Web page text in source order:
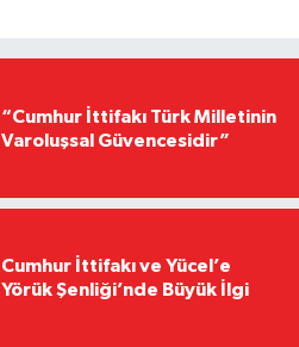
“Cumhur İttifakı Türk Milletinin
Varoluşsal Güvencesidir”
Cumhur İttifakı ve Yücel’e
Yörük Şenliği’nde Büyük İlgi